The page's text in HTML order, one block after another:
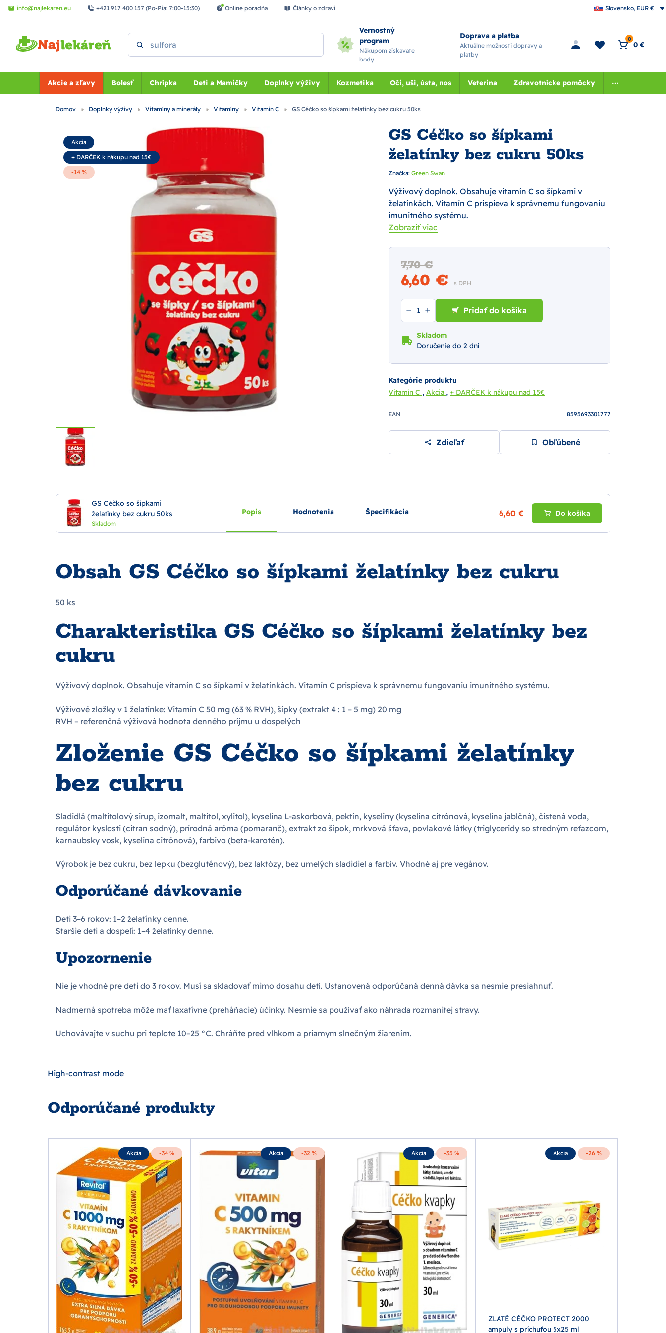
Preskočiť na hlavný obsah
info@najlekaren.eu +421 917 400 157 (Po-Pia: 7:00-15:30) Online poradňa Články o zdraví Slovensko, EUR €
Vernostný
program
Nákupom získavate
body
Doprava a platba
Aktuálne možnosti dopravy a
platby
0
0 €
Akcie a zľavy Bolesť Chrípka Deti a Mamičky Doplnky výživy Kozmetika Oči, uši, ústa, nos Veterina Zdravotnícke pomôcky
Domov Doplnky výživy Vitamíny a minerály Vitamíny Vitamín C GS Céčko so šípkami želatínky bez cukru 50ks
GS Céčko so šípkami
želatínky bez cukru 50ks
Značka: Green Swan
Výživový doplnok. Obsahuje vitamín C so šípkami v
želatínkách. Vitamín C prispieva k správnemu fungovaniu
imunitného systému.
Zobraziť viac
Akcia
+ DARČEK k nákupu nad 15€
-14 %
7,70 €
6,60 € s DPH
Pridať do košíka
Skladom
Doručenie do 2 dní
Kategórie produktu
Vitamín C , Akcia , + DARČEK k nákupu nad 15€
EAN 8595693301777
Zdieľať Obľúbené
GS Céčko so šípkami
želatínky bez cukru 50ks
Skladom
Popis Hodnotenia Špecifikácia 6,60 € Do košíka
Obsah GS Céčko so šípkami želatínky bez cukru
50 ks
Charakteristika GS Céčko so šípkami želatínky bez
cukru
Výživový doplnok. Obsahuje vitamín C so šípkami v želatínkách. Vitamín C prispieva k správnemu fungovaniu imunitného systému.
Výživové zložky v 1 želatínke: Vitamín C 50 mg (63 % RVH), šípky (extrakt 4 : 1 – 5 mg) 20 mg
RVH – referenčná výživová hodnota denného príjmu u dospelých
Zloženie GS Céčko so šípkami želatínky
bez cukru
Sladidlá (maltitolový sirup, izomalt, maltitol, xylitol), kyselina L-askorbová, pektín, kyseliny (kyselina citrónová, kyselina jablčná), čistená voda,
regulátor kyslosti (citran sodný), prírodná aróma (pomaranč), extrakt zo šípok, mrkvová šťava, povlakové látky (triglyceridy so stredným reťazcom,
karnaubsky vosk, kyselina citrónová), farbivo (beta-karotén).
Výrobok je bez cukru, bez lepku (bezgluténový), bez laktózy, bez umelých sladidiel a farbív. Vhodné aj pre vegánov.
Odporúčané dávkovanie
Deti 3–6 rokov: 1–2 želatínky denne.
Staršie deti a dospelí: 1–4 želatínky denne.
Upozornenie
Nie je vhodné pre deti do 3 rokov. Musí sa skladovať mimo dosahu detí. Ustanovená odporúčaná denná dávka sa nesmie presiahnuť.
Nadmerná spotreba môže mať laxatívne (preháňacie) účinky. Nesmie sa používať ako náhrada rozmanitej stravy.
Uchovávajte v suchu pri teplote 10–25 °C. Chráňte pred vlhkom a priamym slnečným žiarením.
High-contrast mode
Odporúčané produkty
Akcia -34 % Akcia -32 % Akcia -35 % Akcia -26 %
ZLATÉ CÉČKO PROTECT 2000
ampuly s príchuťou 5x25 ml